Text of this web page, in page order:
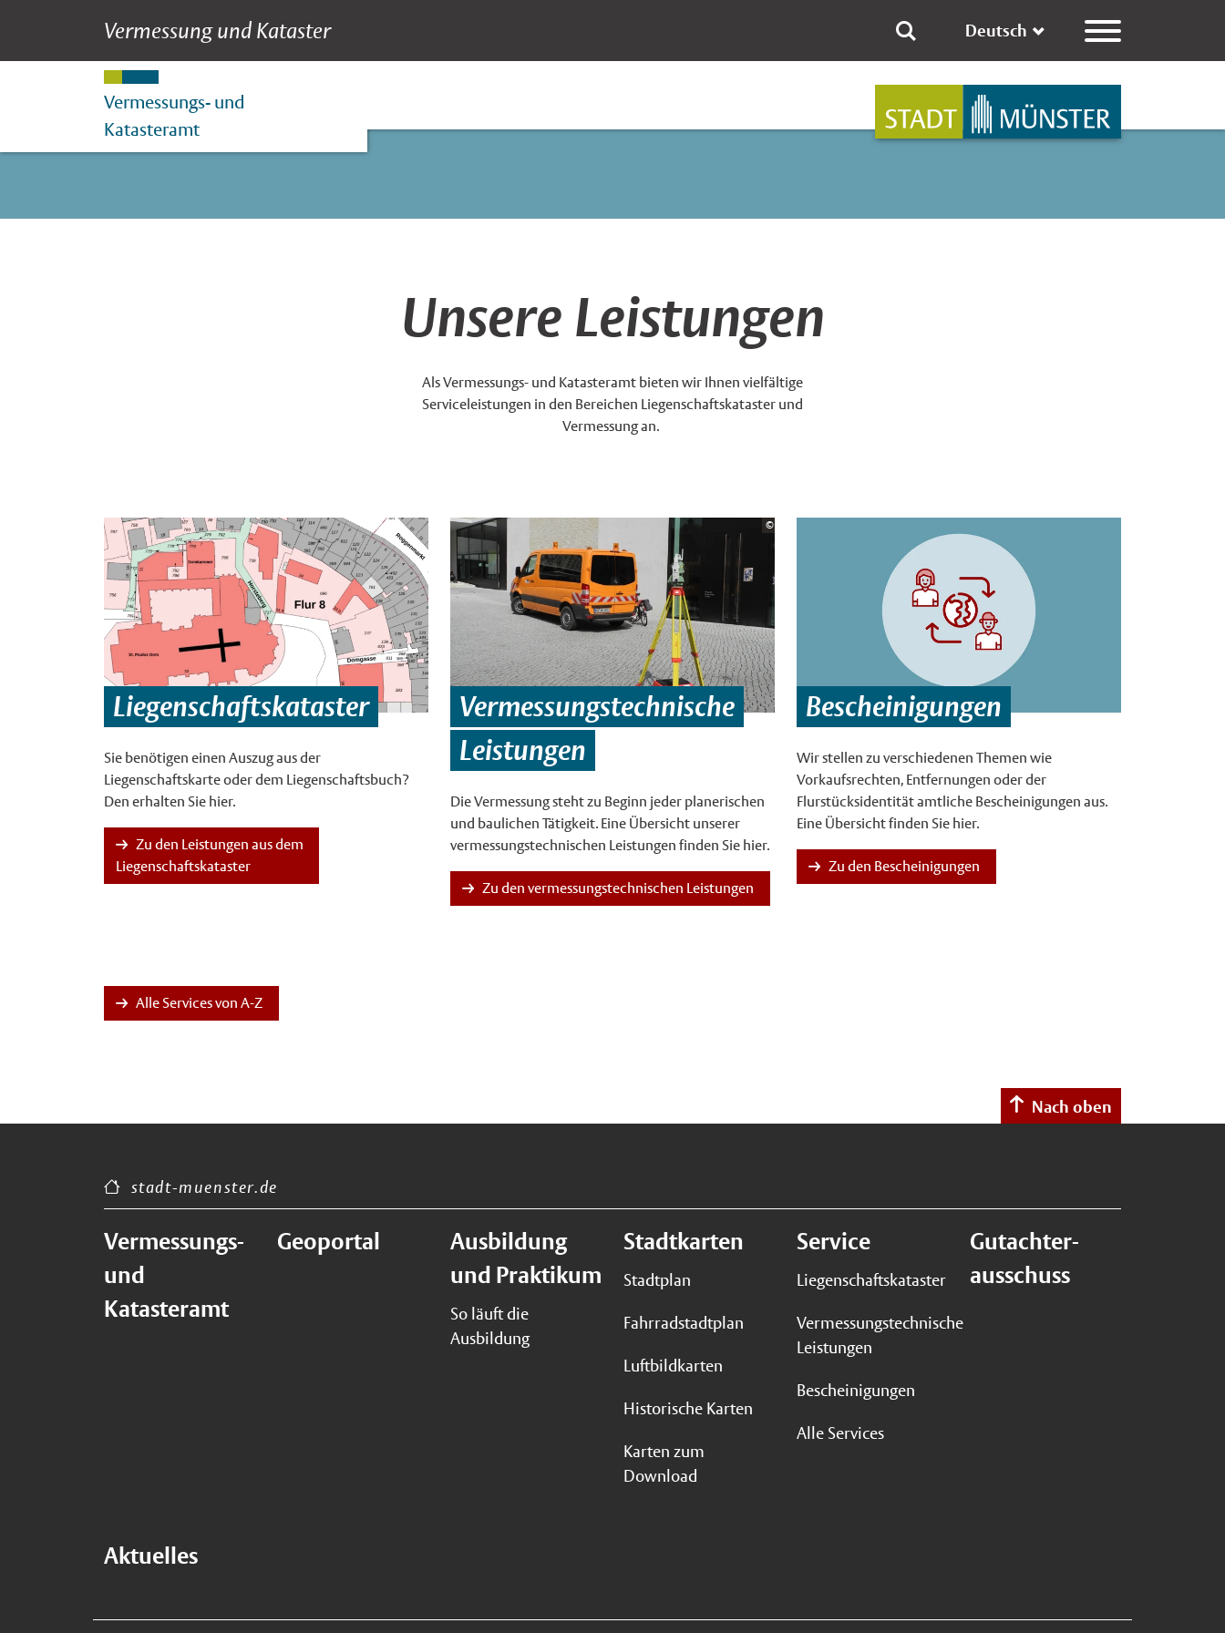
Service
HauptnavigationInhalt
Vermessung und Kataster Deutsch
Vermessungs- und
Katasteramt
Unsere Leistungen
Als Vermessungs- und Katasteramt bieten wir Ihnen vielfältige
Serviceleistungen in den Bereichen Liegenschaftskataster und
Vermessung an.
Liegenschaftskataster
Sie benötigen einen Auszug aus der
Liegenschaftskarte oder dem Liegenschaftsbuch?
Den erhalten Sie hier.
Zu den Leistungen aus dem
Liegenschaftskataster
©
Vermessungstechnische
Leistungen
Die Vermessung steht zu Beginn jeder planerischen
und baulichen Tätigkeit. Eine Übersicht unserer
vermessungstechnischen Leistungen finden Sie hier.
Zu den vermessungstechnischen Leistungen
Bescheinigungen
Wir stellen zu verschiedenen Themen wie
Vorkaufsrechten, Entfernungen oder der
Flurstücksidentität amtliche Bescheinigungen aus.
Eine Übersicht finden Sie hier.
Zu den Bescheinigungen
Alle Services von A-Z
Nach oben
stadt-muenster.de
Vermessungs-
und
Katasteramt
Geoportal
Ausbildung
und Praktikum
So läuft die
Ausbildung
Stadtkarten
Stadtplan
Fahrradstadtplan
Luftbildkarten
Historische Karten
Karten zum
Download
Service
Liegenschaftskataster
Vermessungstechnische
Leistungen
Bescheinigungen
Alle Services
Gutachter-
ausschuss
Aktuelles